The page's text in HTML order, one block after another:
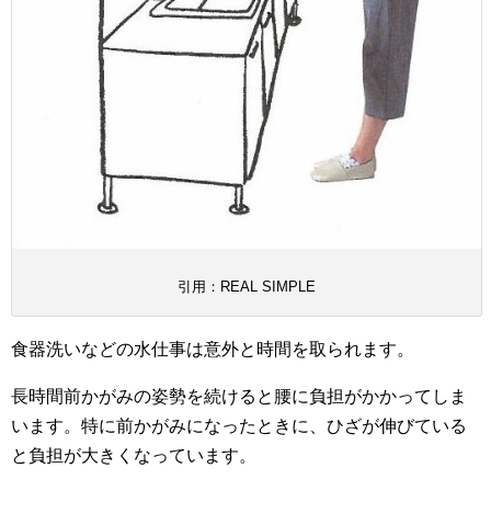
引用：REAL SIMPLE
食器洗いなどの水仕事は意外と時間を取られます。
長時間前かがみの姿勢を続けると腰に負担がかかってしま
います。特に前かがみになったときに、ひざが伸びている
と負担が大きくなっています。